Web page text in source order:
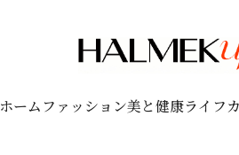
ホーム ファッション美と健康ライフ